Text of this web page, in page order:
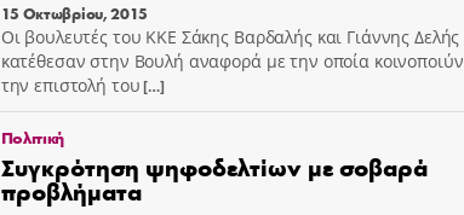
15 Οκτωβρίου, 2015
Οι βουλευτές του ΚΚΕ Σάκης Βαρδαλής και Γιάννης Δελής
κατέθεσαν στην Βουλή αναφορά με την οποία κοινοποιύν
την επιστολή του[…]
Πολιτική
Συγκρότηση ψηφοδελτίων με σοβαρά
προβλήματα